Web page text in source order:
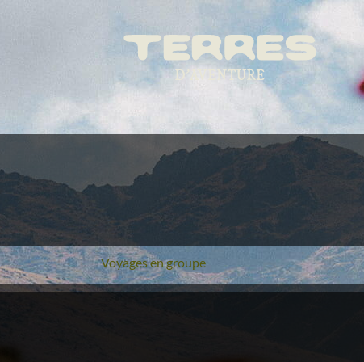
Voyages en groupe